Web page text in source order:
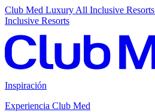
Club Med Luxury All Inclusive Resorts
Inclusive Resorts
Inspiración
Experiencia Club Med